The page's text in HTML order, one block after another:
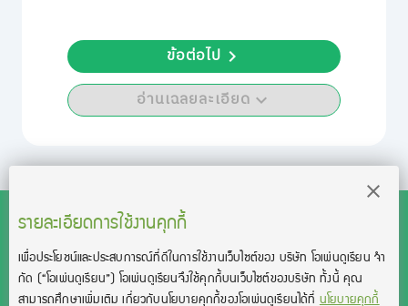
อ่านเฉลยละเอียด
ข้อต่อไป
รายละเอียดการใช้งานคุกกี้
เพื่อประโยชน์และประสบการณ์ที่ดีในการใช้งานเว็บไซต์ของ บริษัท โอเพ่นดูเรียน จํา
กัด (“โอเพ่นดูเรียน”)โอเพ่นดูเรียนจึงใช้คุกกี้บนเว็บไซต์ของบริษัท ทั้งนี้ คุณ
สามารถศึกษาเพิ่มเติม เกี่ยวกับนโยบายคุกกี้ของโอเพ่นดูเรียนได้ที่นโยบายคุกกี้
สงวนลิขสิทธิ์โดย บริษัท โอเพ่นดูเรียน จำกัด 2021 ©︎ OpenDurian
Co., Ltd.